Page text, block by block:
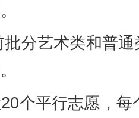
艺术类和普通
平行志愿，每